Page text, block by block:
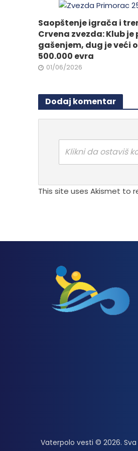
izabrane
na
stranici
proizvoda.
Saopštenje igrača i
Crvena zvezda: Klub je
gašenjem, dug je veći
500.000 evra
01/06/2026
Dodaj komentar
Klikni da ostaviš
This site uses Akismet to
Vaterpolo vesti © 2026.